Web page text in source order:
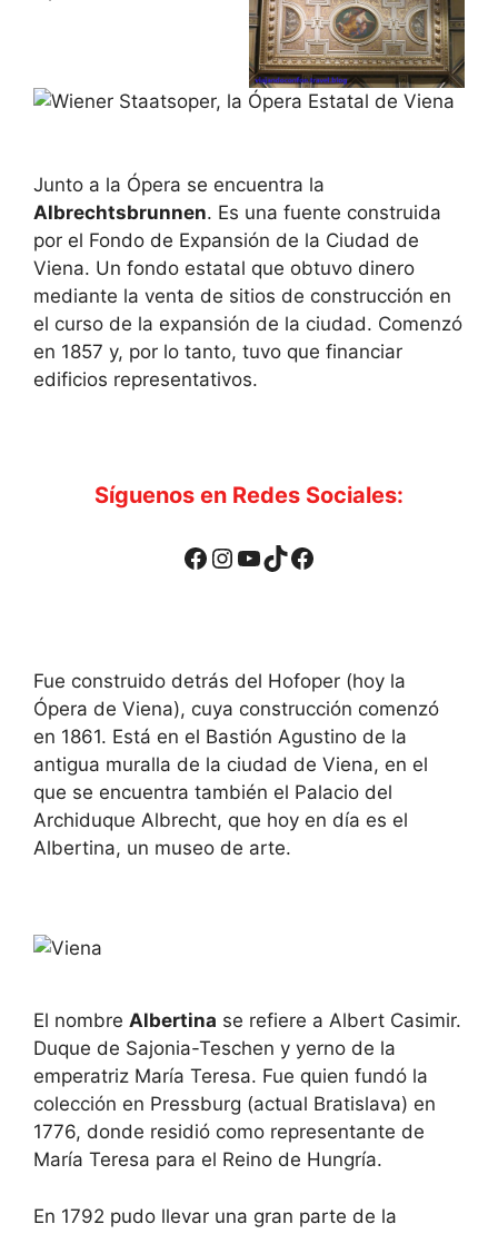
Junto a la Ópera se encuentra la
Albrechtsbrunnen. Es una fuente construida
por el Fondo de Expansión de la Ciudad de
Viena. Un fondo estatal que obtuvo dinero
mediante la venta de sitios de construcción en
el curso de la expansión de la ciudad. Comenzó
en 1857 y, por lo tanto, tuvo que financiar
edificios representativos.
Síguenos en Redes Sociales:
Facebook
Instagram
YouTube
TikTok
Facebook
Fue construido detrás del Hofoper (hoy la
Ópera de Viena), cuya construcción comenzó
en 1861. Está en el Bastión Agustino de la
antigua muralla de la ciudad de Viena, en el
que se encuentra también el Palacio del
Archiduque Albrecht, que hoy en día es el
Albertina, un museo de arte.
El nombre Albertina se refiere a Albert Casimir.
Duque de Sajonia-Teschen y yerno de la
emperatriz María Teresa. Fue quien fundó la
colección en Pressburg (actual Bratislava) en
1776, donde residió como representante de
María Teresa para el Reino de Hungría.
En 1792 pudo llevar una gran parte de la